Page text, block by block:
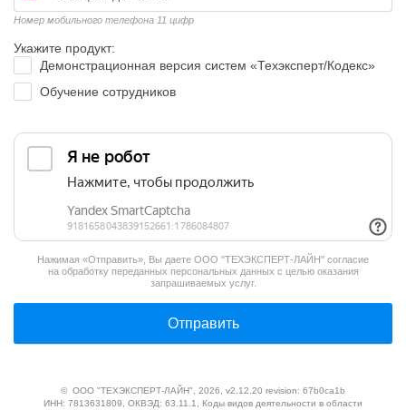
Номер мобильного телефона 11 цифр
Укажите продукт:
Демонстрационная версия систем «Техэксперт/Кодекс»
Обучение сотрудников
Нажимая «Отправить», Вы даете ООО "ТЕХЭКСПЕРТ-ЛАЙН" согласие
на обработку переданных персональных данных с целью оказания
запрашиваемых услуг.
Отправить
© ООО "ТЕХЭКСПЕРТ-ЛАЙН", 2026, v2.12.20 revision: 67b0ca1b
ИНН: 7813631809, ОКВЭД: 63.11.1, Коды видов деятельности в области